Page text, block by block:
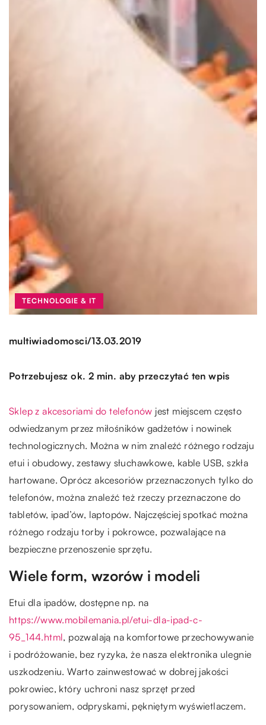
TECHNOLOGIE & IT
multiwiadomosci/13.03.2019
Potrzebujesz ok. 2 min. aby przeczytać ten wpis
Sklep z akcesoriami do telefonów jest miejscem często
odwiedzanym przez miłośników gadżetów i nowinek
technologicznych. Można w nim znaleźć różnego rodzaju
etui i obudowy, zestawy słuchawkowe, kable USB, szkła
hartowane. Oprócz akcesoriów przeznaczonych tylko do
telefonów, można znaleźć też rzeczy przeznaczone do
tabletów, ipad’ów, laptopów. Najczęściej spotkać można
różnego rodzaju torby i pokrowce, pozwalające na
bezpieczne przenoszenie sprzętu.
Wiele form, wzorów i modeli
Etui dla ipadów, dostępne np. na
https://www.mobilemania.pl/etui-dla-ipad-c-
95_144.html, pozwalają na komfortowe przechowywanie
i podróżowanie, bez ryzyka, że nasza elektronika ulegnie
uszkodzeniu. Warto zainwestować w dobrej jakości
pokrowiec, który uchroni nasz sprzęt przed
porysowaniem, odpryskami, pękniętym wyświetlaczem.